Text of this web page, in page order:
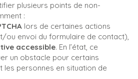
plusieurs points de non-
:
lors de certaines actions
ou envoi du formulaire de contact),
accessible. En l’état, ce
un obstacle pour certains
les personnes en situation de